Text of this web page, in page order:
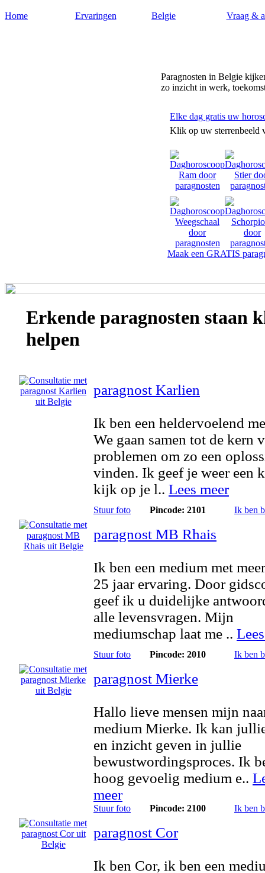
Home Ervaringen Belgie Vraag &
Paragnosten in Belgie
zo inzicht in werk,
Elke dag gratis uw
Klik op uw sterrenbeeld
Maak een GRATIS
Erkende paragnosten staan
helpen
paragnost Karlien
Ik ben een heldervoelend
We gaan samen tot de kern
problemen om zo een
vinden. Ik geef je weer een
kijk op je l.. Lees meer
Stuur foto Pincode: 2101 Ik ben
paragnost MB Rhais
Ik ben een medium met
25 jaar ervaring. Door
geef ik u duidelijke
alle levensvragen. Mijn
mediumschap laat me ..
Stuur foto Pincode: 2010 Ik ben
paragnost Mierke
Hallo lieve mensen mijn
medium Mierke. Ik kan
en inzicht geven in jullie
bewustwordingsproces. Ik
hoog gevoelig medium e..
meer
Stuur foto Pincode: 2100 Ik ben
paragnost Cor
Ik ben Cor, ik ben een